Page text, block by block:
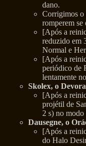
dano.
Corrigimos o
romperem se
[Após a
reduzido em
Normal e
[Após a
periódico de
lentamente
Skolex, o
[Após a
projétil de
2 s) no
Dausegne, o
[Após a
do Halo